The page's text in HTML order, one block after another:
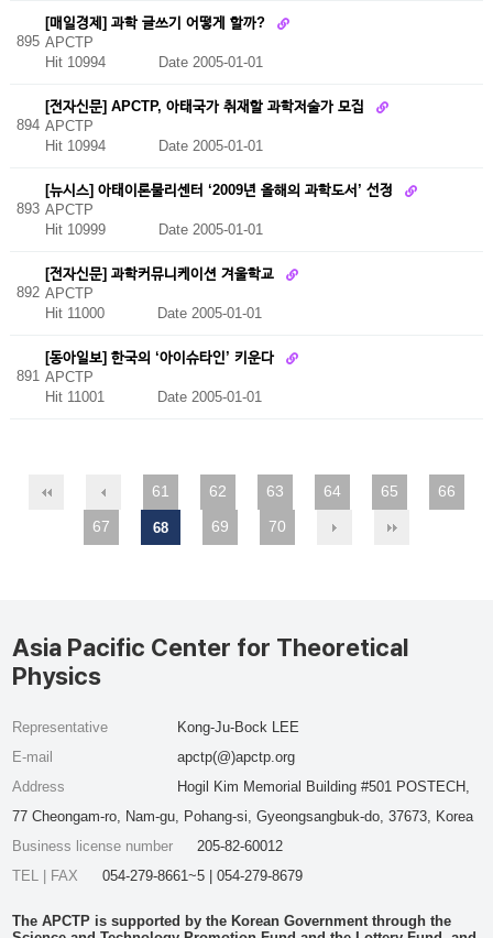
895
[매일경제] 과학 글쓰기 어떻게 할까?
APCTP
Hit 10994
Date 2005-01-01
894
[전자신문] APCTP, 아태국가 취재할 과학저술가 모집
APCTP
Hit 10994
Date 2005-01-01
893
[뉴시스] 아태이론물리센터 ‘2009년 올해의 과학도서’ 선정
APCTP
Hit 10999
Date 2005-01-01
892
[전자신문] 과학커뮤니케이션 겨울학교
APCTP
Hit 11000
Date 2005-01-01
891
[동아일보] 한국의 ‘아이슈타인’ 키운다
APCTP
Hit 11001
Date 2005-01-01
61 62 63 64 65
66
67
68 69 70
Asia Pacific Center for Theoretical
Physics
Representative
Kong-Ju-Bock LEE
E-mail
apctp(@)apctp.org
Address
Hogil Kim Memorial Building #501 POSTECH,
77 Cheongam-ro, Nam-gu, Pohang-si, Gyeongsangbuk-do, 37673, Korea
Business license number
205-82-60012
TEL | FAX
054-279-8661~5 | 054-279-8679
The APCTP is supported by the Korean Government through the